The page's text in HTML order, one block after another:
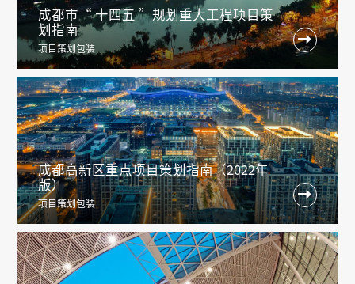
成都市“ 十四五 ”规划重大工程项目策
划指南
项目策划包装

成都高新区重点项目策划指南（2022年
版）
项目策划包装
